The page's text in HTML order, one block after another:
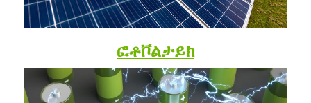
ፎቶቮልታይክ